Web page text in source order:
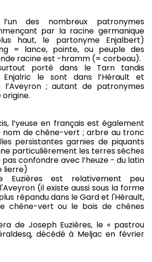
des nombreux patronymes
par la racine germanique
haut, le partonyme Enjalbert)
= lance, pointe, ou peuple des
racine est -hramm (= corbeau).
porté dans le Tarn tandis
Enjalric le sont dans l’Hérault et
l’Aveyron ; autant de patronymes
l’yeuse en français est également
nom de chêne-vert ; arbre au tronc
persistantes garnies de piquants
particulièrement les terres sèches
confondre avec l’heuze - du latin
lierre)
Euzières est relativement peu
(il existe aussi sous la forme
répandu dans le Gard et l'Hérault,
chêne-vert ou le bois de chênes
de Joseph Euzières, le « pastrou
décédé à Meljac en février